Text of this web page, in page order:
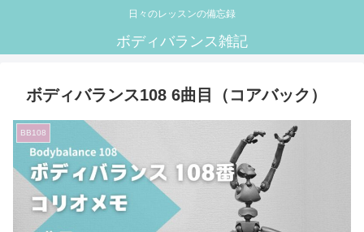
日々のレッスンの備忘録
ボディバランス雑記
ボディバランス108 6曲目（コアバック）
BB108